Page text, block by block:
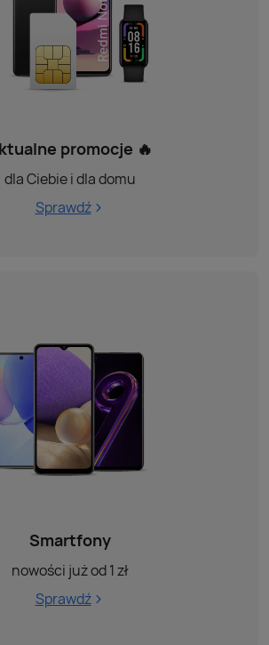
promocje 🔥
dla Ciebie i dla domu
Sprawdź
Smartfony
nowości już od 1 zł
Sprawdź